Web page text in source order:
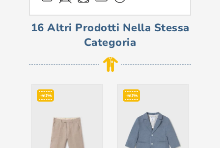
16 Altri Prodotti Nella Stessa
Categoria
-60% -60%